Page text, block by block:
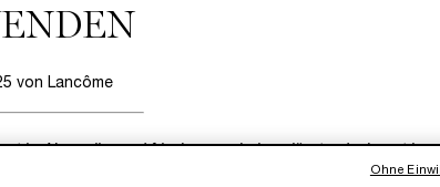
von Lancôme
im Nu praller und frischer erscheinen lässt – doch erst in
Potenzial. In diesem Beitrag zeigen wir Dir, wie Du
Ohne